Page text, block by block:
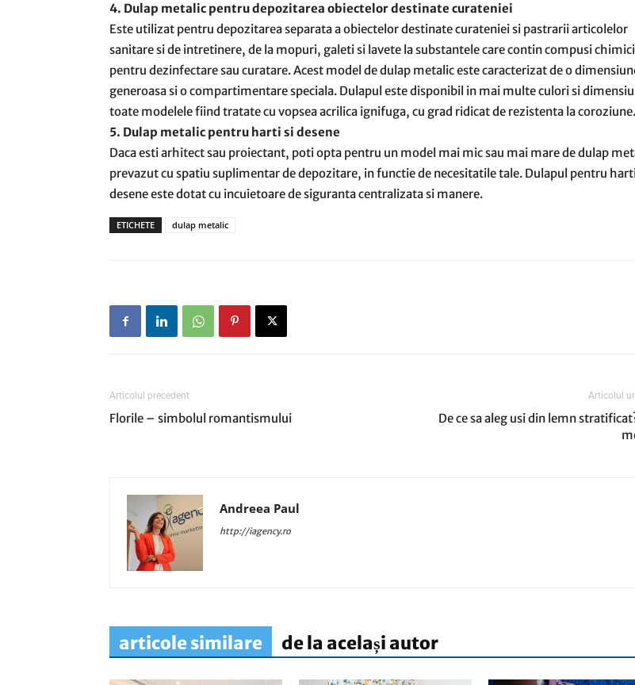
4. Dulap metalic pentru depozitarea obiectelor destinate curateniei
Este utilizat pentru depozitarea separata a obiectelor destinate curateniei si pastrarii articolelor
sanitare si de intretinere, de la mopuri, galeti si lavete la substantele care contin compusi chimici
pentru dezinfectare sau curatare. Acest model de dulap metalic este caracterizat de o
generoasa si o compartimentare speciala. Dulapul este disponibil in mai multe culori si
toate modelele fiind tratate cu vopsea acrilica ignifuga, cu grad ridicat de rezistenta la coroziune.
5. Dulap metalic pentru harti si desene
Daca esti arhitect sau proiectant, poti opta pentru un model mai mic sau mai mare de dulap
prevazut cu spatiu suplimentar de depozitare, in functie de necesitatile tale. Dulapul pentru
desene este dotat cu incuietoare de siguranta centralizata si manere.
ETICHETE dulap metalic
Articolul precedent
Florile – simbolul romantismului
Articolul
De ce sa aleg usi din lemn
Andreea Paul
http://iagency.ro
articole similare de la același autor